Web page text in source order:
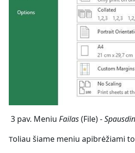
3 pav. Meniu Failas(File) -
Toliau šiame meniu apibrėžiami